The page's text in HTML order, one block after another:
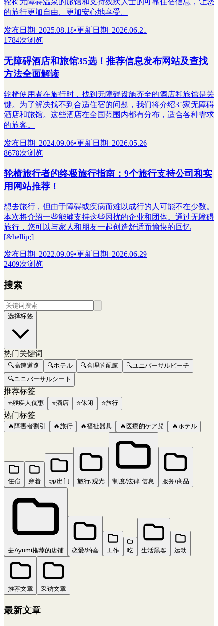
轮椅无障碍温泉的旅馆和支持残疾人士的可靠住宿信息，让您
的旅行更加自由、更加安心地享受。
发布日期: 2025.08.18•更新日期: 2026.06.21
1784次浏览
无障碍酒店和旅馆35选！推荐信息发布网站及查找
方法全面解读
轮椅使用者在旅行时，找到无障碍设施齐全的酒店和旅馆是关
键。为了解决找不到合适住宿的问题，我们将介绍35家无障碍
酒店和旅馆。这些酒店在全国范围内都有分布，适合各种需求
的旅客。
发布日期: 2024.09.06•更新日期: 2026.05.26
8678次浏览
轮椅旅行者的终极旅行指南：9个旅行支持公司和实
用网站推荐！
想去旅行，但由于障碍或疾病而难以成行的人可能不在少数。
本次将介绍一些能够支持这些困扰的企业和团体。通过无障碍
旅行，您可以与家人和朋友一起创造舒适而愉快的回忆
[&hellip;]
发布日期: 2022.09.09•更新日期: 2026.06.29
2409次浏览
搜索
选择标签
热门关键词
🔍高速道路 🔍ホテル 🔍合理的配慮 🔍ユニバーサルビーチ
🔍ユニバーサルシート
推荐标签
⭐残疾人优惠 ⭐酒店 ⭐休闲 ⭐旅行
热门标签
🔥 障害者割引 🔥旅行 🔥福祉器具 🔥 医療的ケア児 🔥ホテル
住宿 穿着 玩/出门 旅行/观光 制度/法律 信息 服务/商品
去Ayumi推荐的店铺 恋爱/约会 工作 吃 生活黑客 运动
推荐文章 采访文章
最新文章